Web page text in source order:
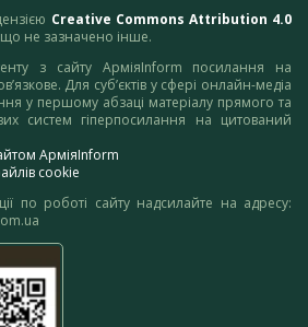
Creative Commons Attribution 4.0
не зазначено інше.
з сайту АрміяInform посилання на
Для суб’єктів у сфері онлайн-медіа
у першому абзаці матеріалу прямого та
систем гіперпосилання на цитований
АрміяInform
cookie
по роботі сайту надсилайте на адресу: